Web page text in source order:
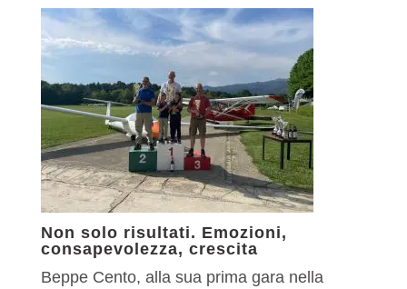
Non solo risultati. Emozioni,
consapevolezza, crescita
Beppe Cento, alla sua prima gara nella